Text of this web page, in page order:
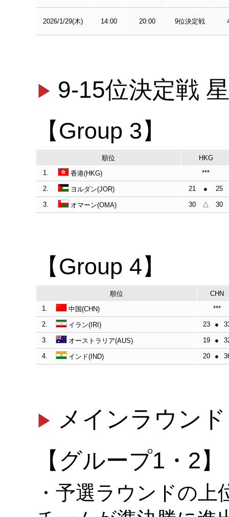
2026/1/29(木) 14:00 20:00 9位決定戦
9-15位決定戦
【Group 3】
順位
HKG
1.
香港(HKG) ***
2. ヨルダン(JOR) 21 ● 25
3. オマーン(OMA) 30 △ 30
【Group 4】
順位
CHN
1.
中国(CHN) ***
2. イラン(IRI) 23 ●
3. オーストラリア(AUS) 19 ●
4. インド(IND) 20 ●
メインラウン
【グループ1・2】
・予選ラウンドの